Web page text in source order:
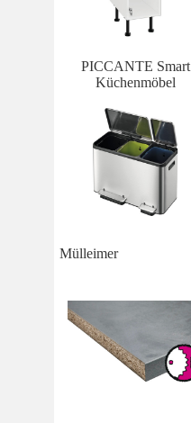
PICCANTE Smart
Küchenmöbel
Mülleimer